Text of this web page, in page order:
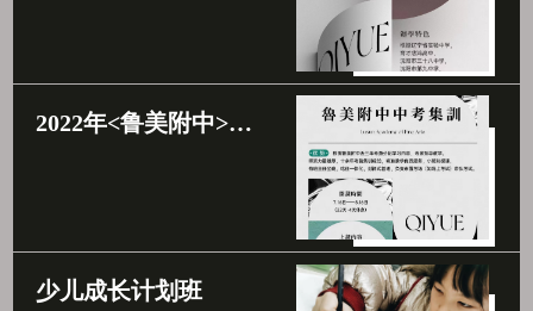
2022年<鲁美附中>中考集训班
少儿成长计划班